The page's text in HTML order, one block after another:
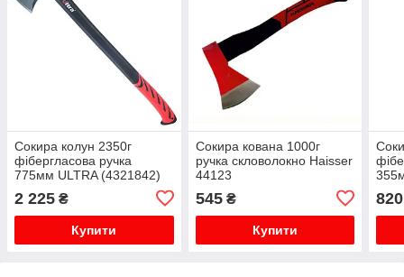
Сокира колун 2350г
фібергласова ручка
775мм ULTRA (4321842)
2 225 ₴
Купити
Сокира кована 1000г
ручка скловолокно Haisser
44123
545₴
Купити
820